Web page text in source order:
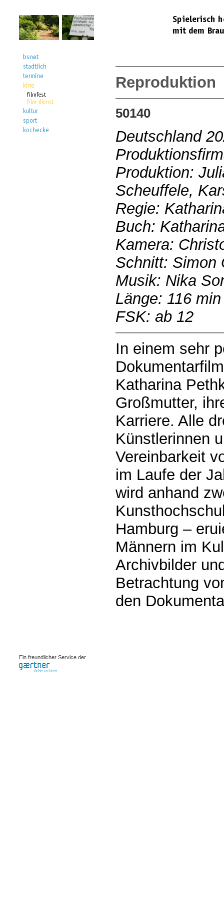
Reproduktion
50140
Deutschland
Produktion:
Scheuffele,
Regie:
Buch:
Kamera:
Schnitt: Simon
Musik: Nika
Länge: 116 min
FSK: ab 12
In einem sehr
Katharina
Großmutter,
Karriere. Alle
Künstlerinnen
Vereinbarkeit
im Laufe der
wird anhand
Hamburg –
Männern im
Archivbilder
Betrachtung
den
Ein freundlicher Service der